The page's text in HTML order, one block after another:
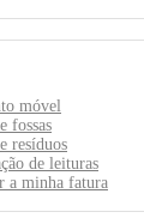
móvel
fossas
resíduos
de leituras
a minha fatura